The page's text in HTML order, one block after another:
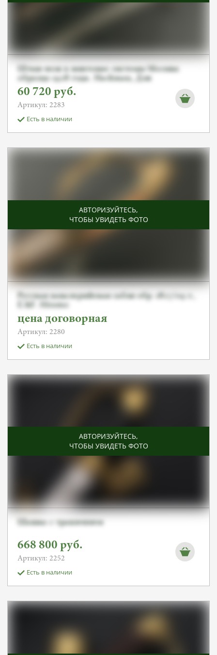
Штык-нож к винтовке системы Мосина
образца 1928 года. Hackman, Для
ШЮЦКОРА! От Алексея С.
60 720 руб.
Артикул: 2283
Есть в наличии
АВТОРИЗУЙТЕСЬ,
ЧТОБЫ УВИДЕТЬ ФОТО
Русская кавалерийская сабля обр. 1827/09 г.,
E.&F. Hörster
цена договорная
Артикул: 2280
Есть в наличии
АВТОРИЗУЙТЕСЬ,
ЧТОБЫ УВИДЕТЬ ФОТО
Шашка с травлением
668 800 руб.
Артикул: 2252
Есть в наличии